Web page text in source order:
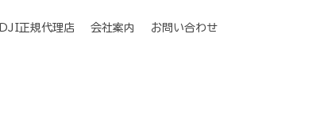
DJI正規代理店 会社案内 お問い合わせ